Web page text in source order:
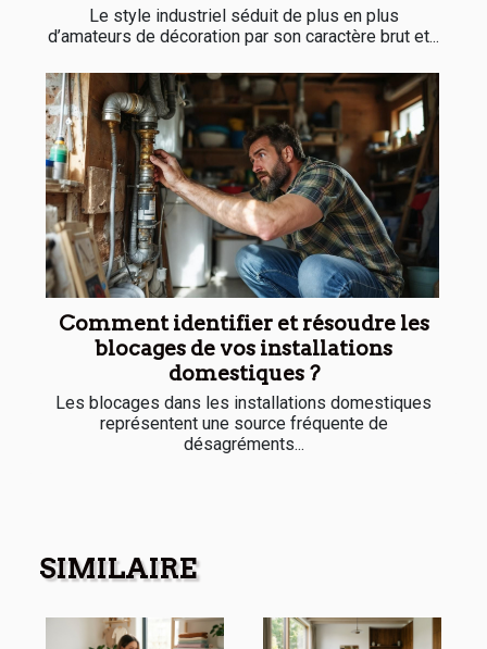
Le style industriel séduit de plus en plus
d’amateurs de décoration par son caractère brut et...
Comment identifier et résoudre les
blocages de vos installations
domestiques ?
Les blocages dans les installations domestiques
représentent une source fréquente de
désagréments...
SIMILAIRE